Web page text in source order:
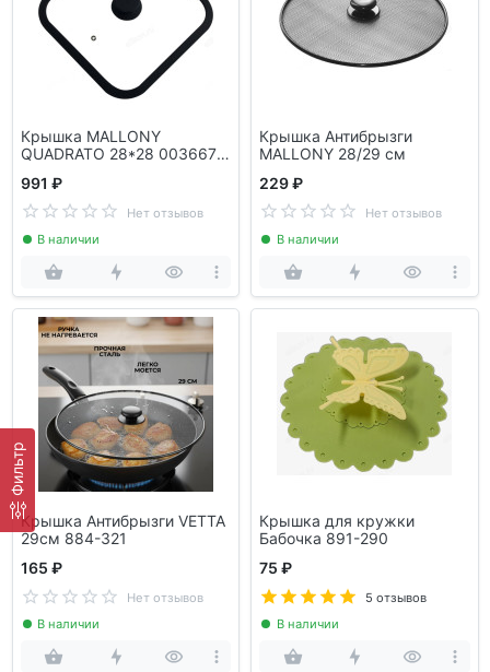
Фильтр
Крышка MALLONY
QUADRATO 28*28 003667
991 ₽
Нет отзывов
В наличии
Крышка Антибрызги
MALLONY 28/29 см
229 ₽
Нет отзывов
В наличии
Крышка Антибрызги VETTA
29см 884-321
165 ₽
Нет отзывов
В наличии
Крышка для кружки
Бабочка 891-290
75 ₽
5 отзывов
В наличии